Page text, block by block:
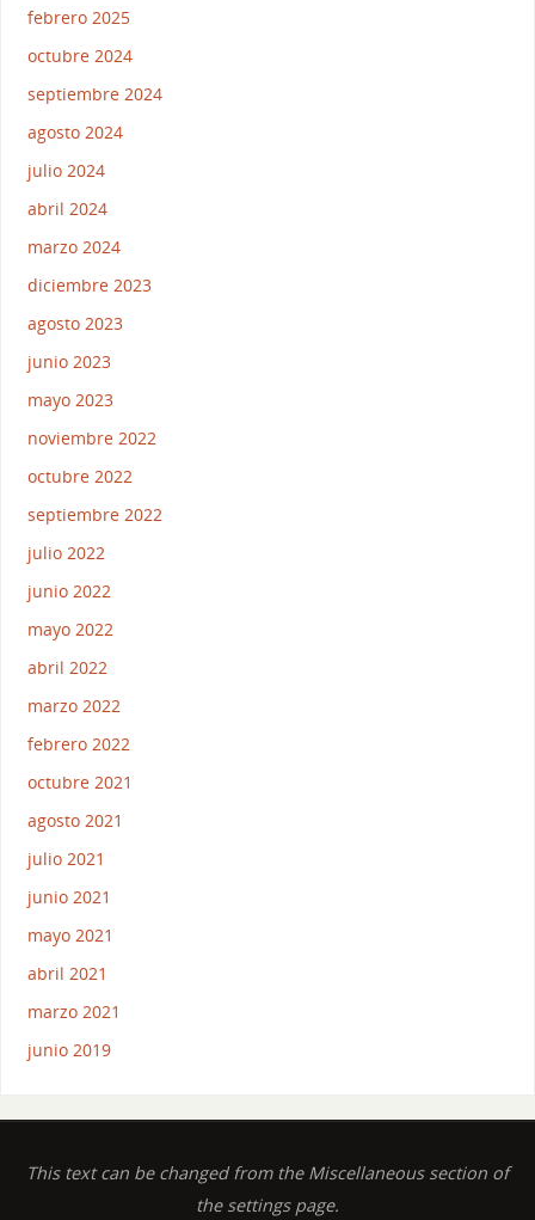
febrero 2025
octubre 2024
septiembre 2024
agosto 2024
julio 2024
abril 2024
marzo 2024
diciembre 2023
agosto 2023
junio 2023
mayo 2023
noviembre 2022
octubre 2022
septiembre 2022
julio 2022
junio 2022
mayo 2022
abril 2022
marzo 2022
febrero 2022
octubre 2021
agosto 2021
julio 2021
junio 2021
mayo 2021
abril 2021
marzo 2021
junio 2019
This text can be changed from the Miscellaneous section of
the settings page.